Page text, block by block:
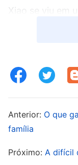
Xiao se viu em
disse com
também será
se viu em um
Anterior: O que
família
Próximo: A difícil